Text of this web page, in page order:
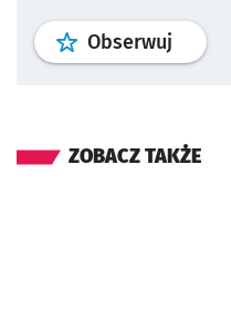
Obserwuj profil
ZOBACZ TAKŻE